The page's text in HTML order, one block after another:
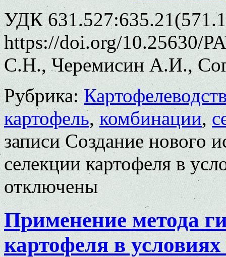
УДК
https://doi.org/10.25630/
С.Н., Черемисин А.И.,
Рубрика:
картофель,комбинации,
записи Создание нового
селекции картофеля в
отключены
Применение метода
картофеля в